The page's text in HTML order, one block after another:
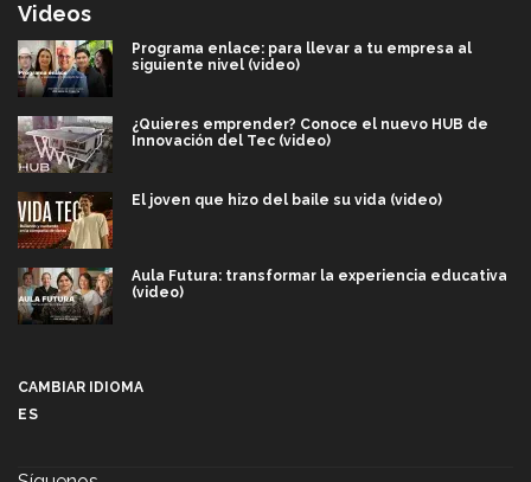
Videos
Programa enlace: para llevar a tu empresa al
siguiente nivel (video)
¿Quieres emprender? Conoce el nuevo HUB de
Innovación del Tec (video)
El joven que hizo del baile su vida (video)
Aula Futura: transformar la experiencia educativa
(video)
CAMBIAR IDIOMA
ES